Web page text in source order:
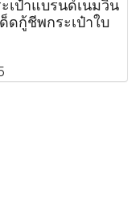
เป๋าแบรนด์เนมวิน
ดกู้ชีพกระเป๋าใบ